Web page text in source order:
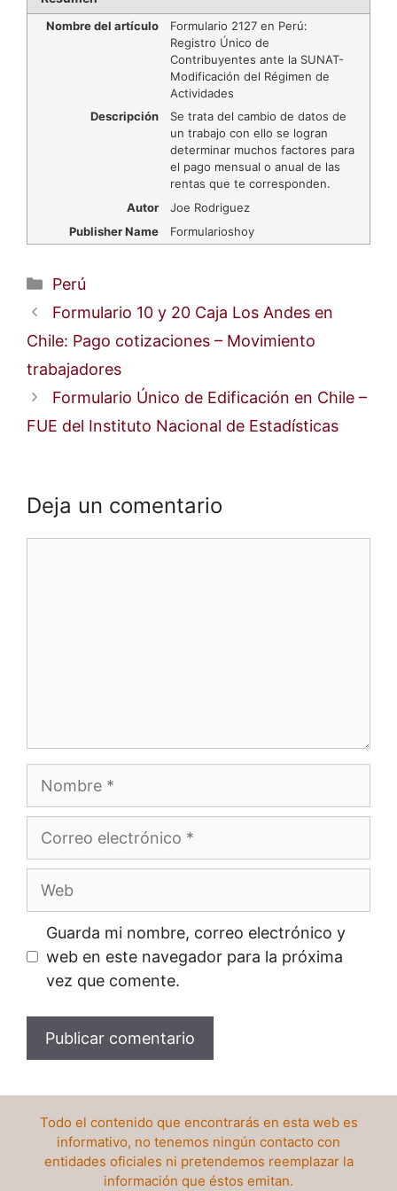
Nombre del artículo
Formulario 2127 en Perú:
Registro Único de
Contribuyentes ante la SUNAT-
Modificación del Régimen de
Actividades
Descripción
Se trata del cambio de datos de
un trabajo con ello se logran
determinar muchos factores para
el pago mensual o anual de las
rentas que te corresponden.
Autor
Joe Rodriguez
Publisher Name
Formularioshoy
Categorías
Perú
Formulario 10 y 20 Caja Los Andes en
Chile: Pago cotizaciones – Movimiento
trabajadores
Formulario Único de Edificación en Chile –
FUE del Instituto Nacional de Estadísticas
Deja un comentario
Correo
electrónico
Guarda mi nombre, correo electrónico y
web en este navegador para la próxima
vez que comente.
Todo el contenido que encontrarás en esta web es
informativo, no tenemos ningún contacto con
entidades oficiales ni pretendemos reemplazar la
información que éstos emitan.